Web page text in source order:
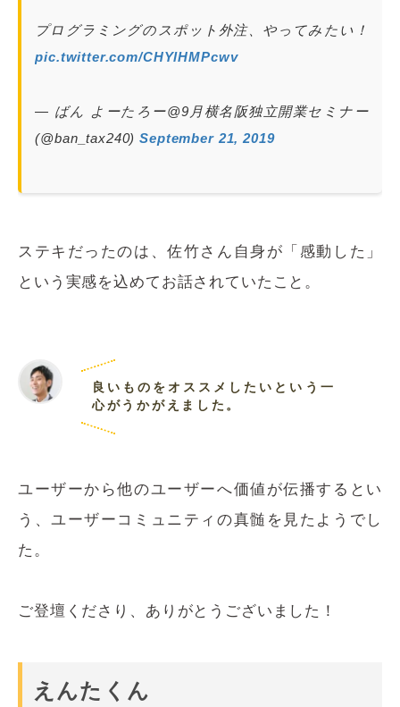
プログラミングのスポット外注、やってみたい！
pic.twitter.com/CHYlHMPcwv
— ばん よーたろー@9月横名阪独立開業セミナー
(@ban_tax240)September 21, 2019
ステキだったのは、佐竹さん自身が「感動した」
という実感を込めてお話されていたこと。
良いものをオススメしたいという一
心がうかがえました。
ユーザーから他のユーザーへ価値が伝播するとい
う、ユーザーコミュニティの真髄を見たようでし
た。
ご登壇くださり、ありがとうございました！
えんたくん